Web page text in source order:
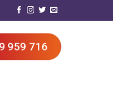
959 716